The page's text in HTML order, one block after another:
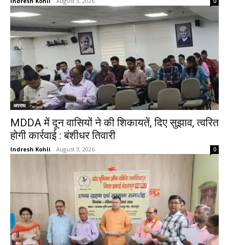
अपराध
MDDA में दून वासियों ने की शिकायतें, दिए सुझाव, त्वरित
होगी कार्रवाई : बंशीधर तिवारी
Indresh Kohli - August 3, 2026 0